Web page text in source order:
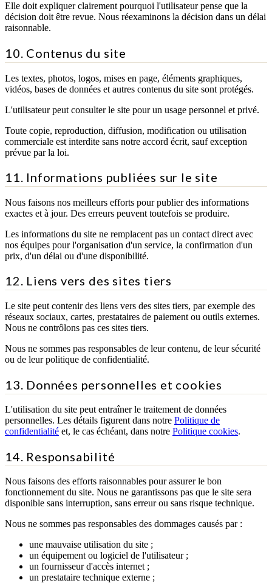
Elle doit expliquer clairement pourquoi l'utilisateur pense que la
décision doit être revue. Nous réexaminons la décision dans un délai
raisonnable.
10. Contenus du site
Les textes, photos, logos, mises en page, éléments graphiques,
vidéos, bases de données et autres contenus du site sont protégés.
L'utilisateur peut consulter le site pour un usage personnel et privé.
Toute copie, reproduction, diffusion, modification ou utilisation
commerciale est interdite sans notre accord écrit, sauf exception
prévue par la loi.
11. Informations publiées sur le site
Nous faisons nos meilleurs efforts pour publier des informations
exactes et à jour. Des erreurs peuvent toutefois se produire.
Les informations du site ne remplacent pas un contact direct avec
nos équipes pour l'organisation d'un service, la confirmation d'un
prix, d'un délai ou d'une disponibilité.
12. Liens vers des sites tiers
Le site peut contenir des liens vers des sites tiers, par exemple des
réseaux sociaux, cartes, prestataires de paiement ou outils externes.
Nous ne contrôlons pas ces sites tiers.
Nous ne sommes pas responsables de leur contenu, de leur sécurité
ou de leur politique de confidentialité.
13. Données personnelles et cookies
L'utilisation du site peut entraîner le traitement de données
personnelles. Les détails figurent dans notre Politique de
confidentialité et, le cas échéant, dans notre Politique cookies.
14. Responsabilité
Nous faisons des efforts raisonnables pour assurer le bon
fonctionnement du site. Nous ne garantissons pas que le site sera
disponible sans interruption, sans erreur ou sans risque technique.
Nous ne sommes pas responsables des dommages causés par :
une mauvaise utilisation du site ;
un équipement ou logiciel de l'utilisateur ;
un fournisseur d'accès internet ;
un prestataire technique externe ;